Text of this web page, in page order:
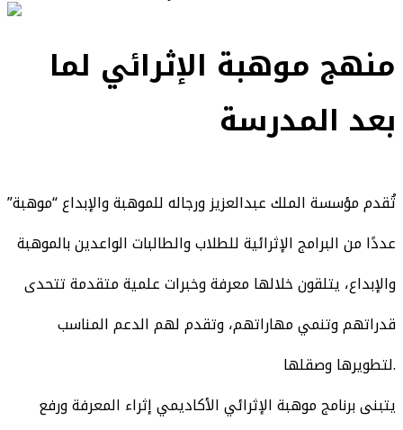
منهج موهبة الإثرائي لما
بعد المدرسة
​تُقدم مؤسسة الملك عبدالعزيز ورجاله للموهبة والإبداع “موهبة”
عددًا من البرامج الإثرائية للطلاب والطالبات الواعدين بالموهبة
والإبداع، يتلقون خلالها معرفة وخبرات علمية متقدمة تتحدى
قدراتهم وتنمي مهاراتهم، وتقدم لهم الدعم المناسب
لتطويرها وصقلها.
يتبنى برنامج موهبة الإثرائي الأكاديمي إثراء المعرفة ورفع